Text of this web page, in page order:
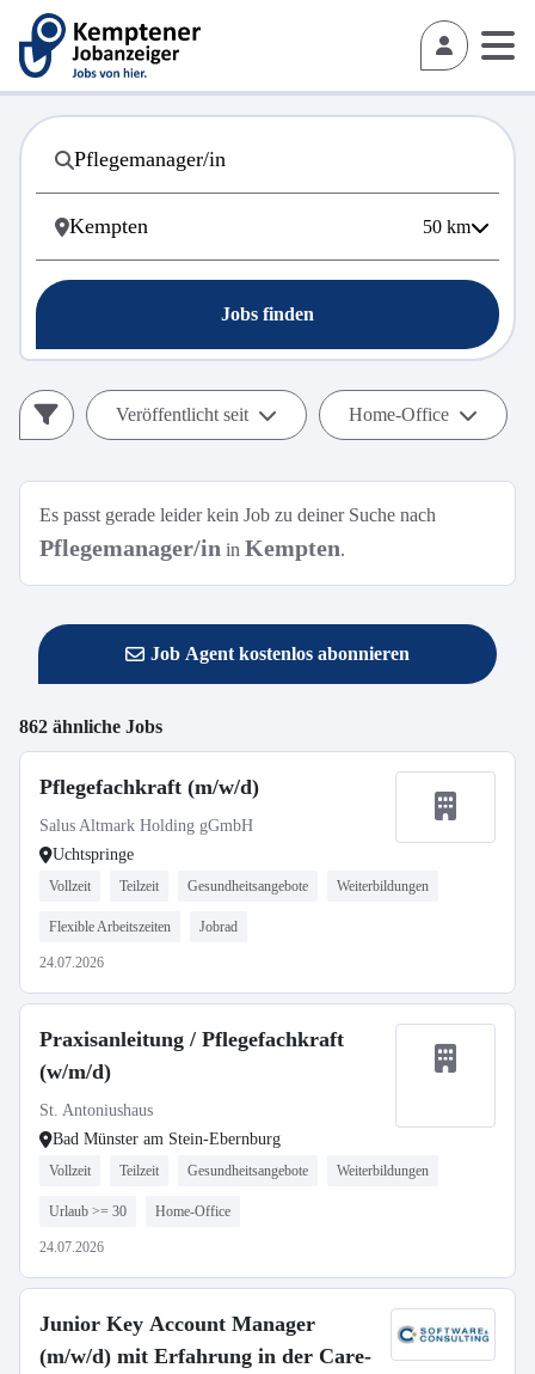
50 km
Jobs finden
Veröffentlicht seit Home-Office
Es passt gerade leider kein Job zu deiner Suche nach
Pflegemanager/in in Kempten.
Job Agent kostenlos abonnieren
862 ähnliche Jobs
Pflegefachkraft (m/w/d)
Salus Altmark Holding gGmbH
Uchtspringe
Vollzeit Teilzeit Gesundheitsangebote Weiterbildungen
Flexible Arbeitszeiten Jobrad
24.07.2026
Praxisanleitung / Pflegefachkraft
(w/m/d)
St. Antoniushaus
Bad Münster am Stein-Ebernburg
Vollzeit Teilzeit Gesundheitsangebote Weiterbildungen
Urlaub >= 30 Home-Office
24.07.2026
Junior Key Account Manager
(m/w/d) mit Erfahrung in der Care-